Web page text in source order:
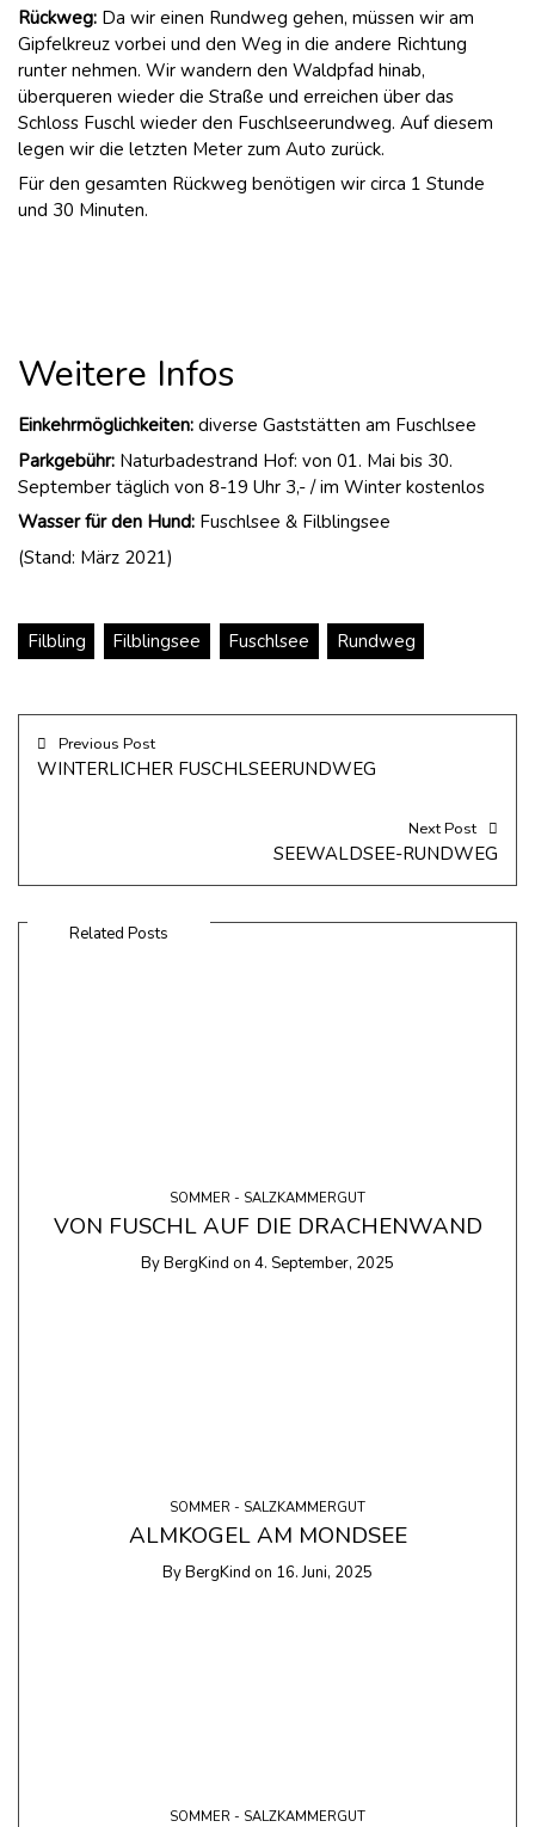
Rückweg: Da wir einen Rundweg gehen, müssen wir am
Gipfelkreuz vorbei und den Weg in die andere Richtung
runter nehmen. Wir wandern den Waldpfad hinab,
überqueren wieder die Straße und erreichen über das
Schloss Fuschl wieder den Fuschlseerundweg. Auf diesem
legen wir die letzten Meter zum Auto zurück.
Für den gesamten Rückweg benötigen wir circa 1 Stunde
und 30 Minuten.
Weitere Infos
Einkehrmöglichkeiten: diverse Gaststätten am Fuschlsee
Parkgebühr: Naturbadestrand Hof: von 01. Mai bis 30.
September täglich von 8-19 Uhr 3,- / im Winter kostenlos
Wasser für den Hund: Fuschlsee & Filblingsee
(Stand: März 2021)
Filbling Filblingsee Fuschlsee Rundweg
Previous Post
WINTERLICHER FUSCHLSEERUNDWEG
Next Post
SEEWALDSEE-RUNDWEG
Related Posts
SOMMER - SALZKAMMERGUT
VON FUSCHL AUF DIE DRACHENWAND
ByBergKind on 4. September, 2025
SOMMER - SALZKAMMERGUT
ALMKOGEL AM MONDSEE
ByBergKind on 16. Juni, 2025
SOMMER - SALZKAMMERGUT